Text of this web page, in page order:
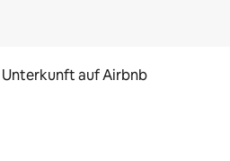
Unterkunft auf Airbnb